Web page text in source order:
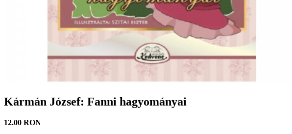
Kármán József: Fanni hagyományai
12.00 RON